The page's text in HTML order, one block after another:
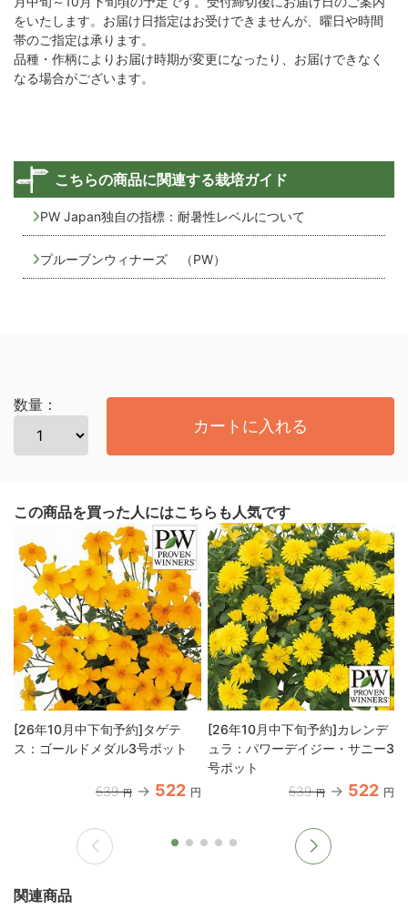
をいたします。お届け日指定はお受けできませんが、曜日や時間
帯のご指定は承ります。
品種・作柄によりお届け時期が変更になったり、お届けできなく
なる場合がございます。
こちらの商品に関連する栽培ガイド
PW Japan独自の指標：耐暑性レベルについて
プルーブンウィナーズ （PW）
数量：
カートに入れる
この商品を買った人にはこちらも人気です
[26年10月中下旬予約]タゲテ
ス：ゴールドメダル3号ポット
539 円 522 円
[26年10月中下旬予約]カレンデ
ュラ：パワーデイジー・サニー3
号ポット
539 円 522 円
関連商品